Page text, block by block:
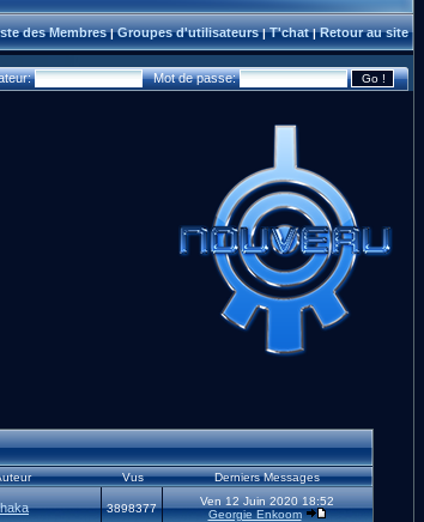
des Membres|Groupes d'utilisateurs|T'chat|Retour au site
Mot de passe:
Vus Derniers Messages
3898377
Ven 12 Juin 2020 18:52
Georgie Enkoom